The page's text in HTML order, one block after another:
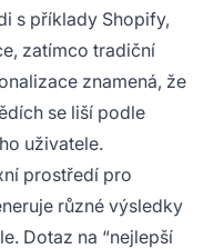
s příklady Shopify,
zatímco tradiční
znamená, že
se liší podle
uživatele.
prostředí pro
různé výsledky
Dotaz na “nejlepší